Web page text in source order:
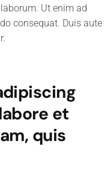
Ut enim ad
consequat. Duis aute
et
quis